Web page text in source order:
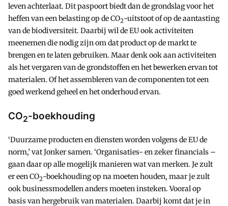
leven achterlaat. Dit paspoort biedt dan de grondslag voor het
heffen van een belasting op de CO2-uitstoot of op de aantasting
van de biodiversiteit. Daarbij wil de EU ook activiteiten
meenemen die nodig zijn om dat product op de markt te
brengen en te laten gebruiken. Maar denk ook aan activiteiten
als het vergaren van de grondstoffen en het bewerken ervan tot
materialen. Of het assembleren van de componenten tot een
goed werkend geheel en het onderhoud ervan.
CO2-boekhouding
‘Duurzame producten en diensten worden volgens de EU de
norm,’ vat Jonker samen. ‘Organisaties- en zeker financials –
gaan daar op alle mogelijk manieren wat van merken. Je zult
er een CO2-boekhouding op na moeten houden, maar je zult
ook businessmodellen anders moeten insteken. Vooral op
basis van hergebruik van materialen. Daarbij komt dat je in